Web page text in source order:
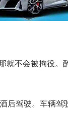
就不会被拘役
后驾驶。车辆